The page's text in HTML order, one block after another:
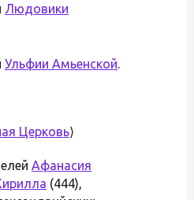
Людовики
Ульфии Амьенской.
Церковь⟩
Афанасия
(444),